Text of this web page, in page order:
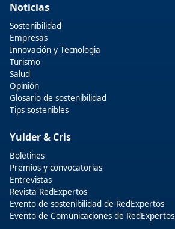
Noticias
Sostenibilidad
Empresas
Innovación y Tecnologia
Turismo
Salud
Opinión
Glosario de sostenibilidad
Tips sostenibles
Yulder & Cris
Boletines
Premios y convocatorias
Entrevistas
Revista RedExpertos
Evento de sostenibilidad de RedExpertos
Evento de Comunicaciones de RedExpertos